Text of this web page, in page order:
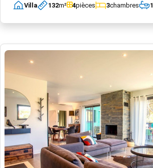
Villa 132m² 4pièces 3chambres 1